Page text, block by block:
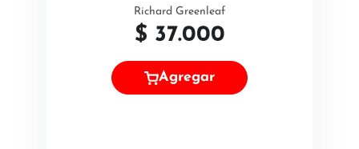
Richard Greenleaf
$ 37.000
Agregar